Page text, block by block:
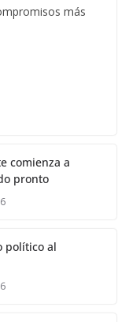
más
comienza a
pronto
político al